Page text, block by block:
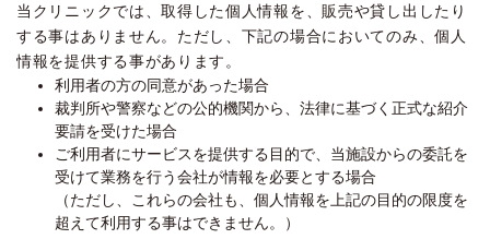
当クリニックでは、取得した個人情報を、販売や貸し出したり
する事はありません。ただし、下記の場合においてのみ、個人
情報を提供する事があります。
利用者の方の同意があった場合
裁判所や警察などの公的機関から、法律に基づく正式な紹介
要請を受けた場合
ご利用者にサービスを提供する目的で、当施設からの委託を
受けて業務を行う会社が情報を必要とする場合
（ただし、これらの会社も、個人情報を上記の目的の限度を
超えて利用する事はできません。）